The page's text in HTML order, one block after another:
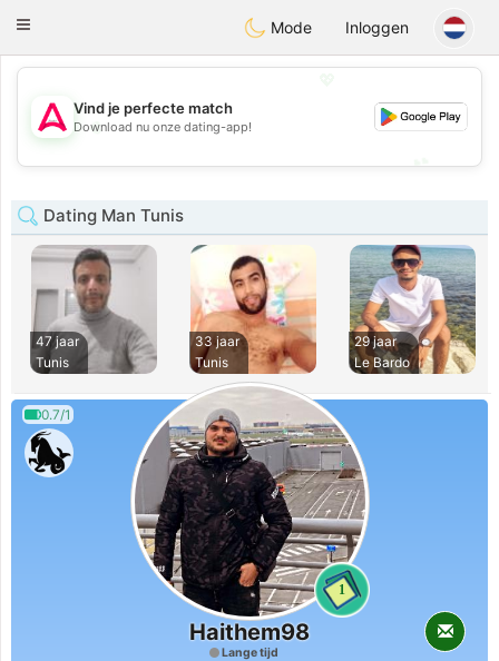
Tantôt
Toggle
Mode Inloggen
💖
💕
Vind je perfecte match
Download nu onze dating-app!
Dating Man Tunis
47 jaar
Tunis
33 jaar
Tunis
29 jaar
Le Bardo
0.7/1
1
Haithem98
Lange tijd